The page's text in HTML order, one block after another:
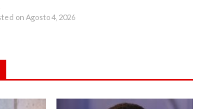
on Agosto 4, 2026